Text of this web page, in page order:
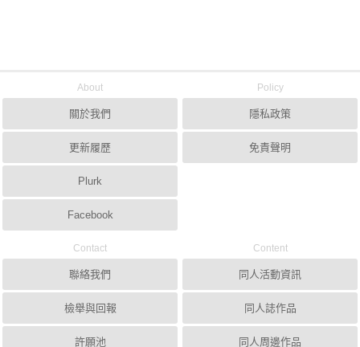
About
關於我們
更新履歷
Plurk
Facebook
Policy
隱私政策
免責聲明
Contact
聯絡我們
檢舉與回報
許願池
Content
同人活動資訊
同人誌作品
同人周邊作品